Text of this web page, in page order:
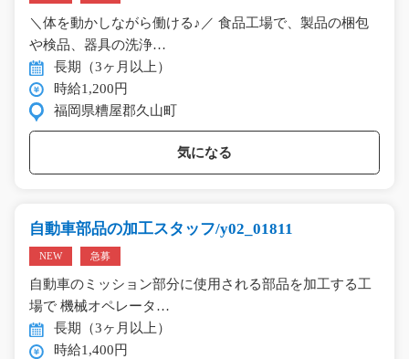
＼体を動かしながら働ける♪／ 食品工場で、製品の梱包
や検品、器具の洗浄…
長期（3ヶ月以上）
時給1,200円
福岡県糟屋郡久山町
気になる
自動車部品の加工スタッフ/y02_01811
NEW 急募
自動車のミッション部分に使用される部品を加工する工
場で 機械オペレータ…
長期（3ヶ月以上）
時給1,400円